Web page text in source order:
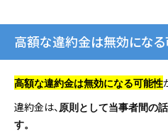
高額な違約金は無効にな
高額な違約金は無効になる可能性
違約金は、 原則として当事者間の
す。